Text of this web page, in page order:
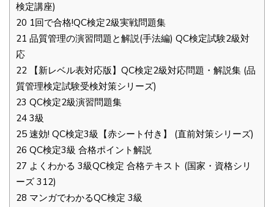
検定講座)
20 1回で合格!QC検定2級実戦問題集
21 品質管理の演習問題と解説(手法編) QC検定試験2級対
応
22 【新レベル表対応版】QC検定2級対応問題・解説集 (品
質管理検定試験受検対策シリーズ)
23 QC検定2級演習問題集
24 3級
25 速効! QC検定3級【赤シート付き】 (直前対策シリーズ)
26 QC検定3級 合格ポイント解説
27 よくわかる 3級QC検定 合格テキスト (国家・資格シリ
ーズ 312)
28 マンガでわかるQC検定 3級